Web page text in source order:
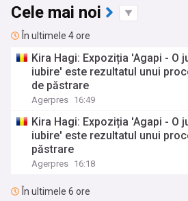
Cele mai noi
În ultimele 4 ore
Kira Hagi: Expoziția 'Agapi - O
iubire' este rezultatul unui
de păstrare
Agerpres 16:49
Kira Hagi: Expoziția 'Agapi - O
iubire' este rezultatul unui
păstrare
Agerpres 16:18
În ultimele 6 ore